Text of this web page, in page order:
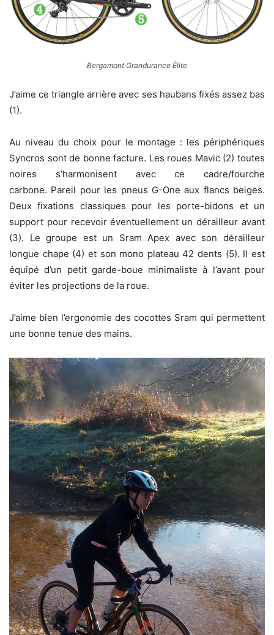
Bergamont Grandurance Élite
J’aime ce triangle arrière avec ses haubans fixés assez bas
(1).
Au niveau du choix pour le montage : les périphériques
Syncros sont de bonne facture. Les roues Mavic (2) toutes
noires s’harmonisent avec ce cadre/fourche
carbone. Pareil pour les pneus G-One aux flancs beiges.
Deux fixations classiques pour les porte-bidons et un
support pour recevoir éventuellement un dérailleur avant
(3). Le groupe est un Sram Apex avec son dérailleur
longue chape (4) et son mono plateau 42 dents (5). Il est
équipé d’un petit garde-boue minimaliste à l’avant pour
éviter les projections de la roue.
J’aime bien l’ergonomie des cocottes Sram qui permettent
une bonne tenue des mains.